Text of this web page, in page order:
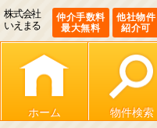
株式会社
いえまる
仲介手数料
最大無料
他社物件
紹介可
ホーム 物件検索